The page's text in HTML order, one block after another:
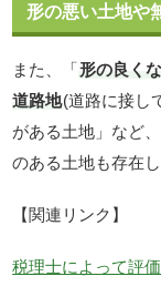
形の悪い土地や
また、「形の良く
道路地(道路に接し
がある土地」など
のある土地も存在し
【関連リンク】
税理士によって評